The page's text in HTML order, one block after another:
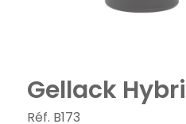
Gellack
Réf. B173